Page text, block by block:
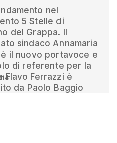
nel
5 Stelle di
del Grappa. Il
sindaco Annamaria
il nuovo portavoce e
di referente per la
Flavo Ferrazzi è
da Paolo Baggio